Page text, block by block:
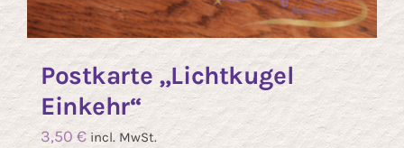
Postkarte „Lichtkugel
Einkehr“
3,50€ incl. MwSt.